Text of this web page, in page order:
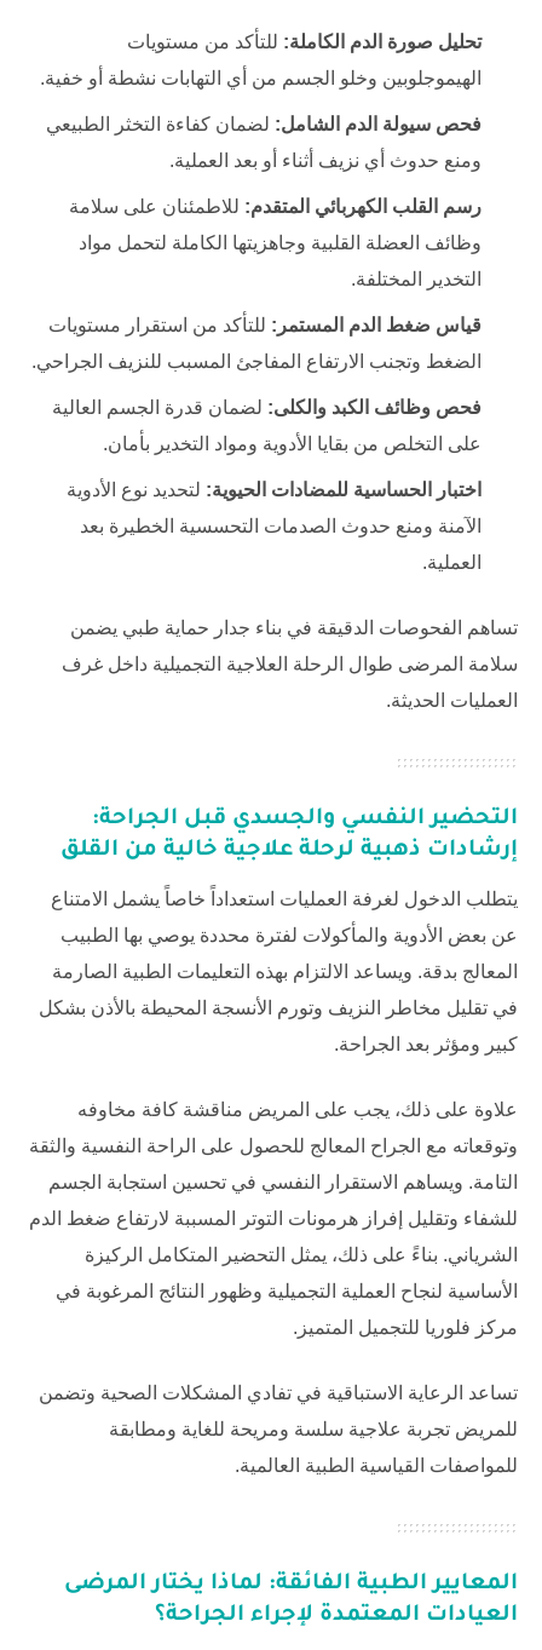
تحليل صورة الدم الكاملة: للتأكد من مستويات
الهيموجلوبين وخلو الجسم من أي التهابات نشطة أو خفية.
فحص سيولة الدم الشامل: لضمان كفاءة التخثر الطبيعي
ومنع حدوث أي نزيف أثناء أو بعد العملية.
رسم القلب الكهربائي المتقدم: للاطمئنان على سلامة
وظائف العضلة القلبية وجاهزيتها الكاملة لتحمل مواد
التخدير المختلفة.
قياس ضغط الدم المستمر: للتأكد من استقرار مستويات
الضغط وتجنب الارتفاع المفاجئ المسبب للنزيف الجراحي.
فحص وظائف الكبد والكلى: لضمان قدرة الجسم العالية
على التخلص من بقايا الأدوية ومواد التخدير بأمان.
اختبار الحساسية للمضادات الحيوية: لتحديد نوع الأدوية
الآمنة ومنع حدوث الصدمات التحسسية الخطيرة بعد
العملية.
تساهم الفحوصات الدقيقة في بناء جدار حماية طبي يضمن
سلامة المرضى طوال الرحلة العلاجية التجميلية داخل غرف
العمليات الحديثة.
التحضير النفسي والجسدي قبل الجراحة:
إرشادات ذهبية لرحلة علاجية خالية من القلق
يتطلب الدخول لغرفة العمليات استعداداً خاصاً يشمل الامتناع
عن بعض الأدوية والمأكولات لفترة محددة يوصي بها الطبيب
المعالج بدقة. ويساعد الالتزام بهذه التعليمات الطبية الصارمة
في تقليل مخاطر النزيف وتورم الأنسجة المحيطة بالأذن بشكل
كبير ومؤثر بعد الجراحة.
علاوة على ذلك، يجب على المريض مناقشة كافة مخاوفه
وتوقعاته مع الجراح المعالج للحصول على الراحة النفسية والثقة
التامة. ويساهم الاستقرار النفسي في تحسين استجابة الجسم
للشفاء وتقليل إفراز هرمونات التوتر المسببة لارتفاع ضغط الدم
الشرياني. بناءً على ذلك، يمثل التحضير المتكامل الركيزة
الأساسية لنجاح العملية التجميلية وظهور النتائج المرغوبة في
مركز فلوريا للتجميل المتميز.
تساعد الرعاية الاستباقية في تفادي المشكلات الصحية وتضمن
للمريض تجربة علاجية سلسة ومريحة للغاية ومطابقة
للمواصفات القياسية الطبية العالمية.
المعايير الطبية الفائقة: لماذا يختار المرضى
العيادات المعتمدة لإجراء الجراحة؟